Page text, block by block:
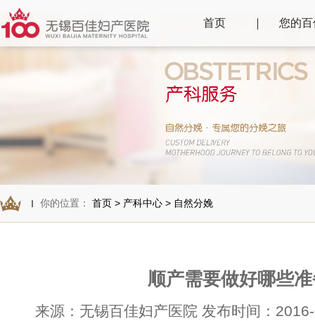
首页 您的百
你的位置： 首页 > 产科中心 > 自然分娩
顺产需要做好哪些
来源：无锡百佳妇产医院 发布时间：